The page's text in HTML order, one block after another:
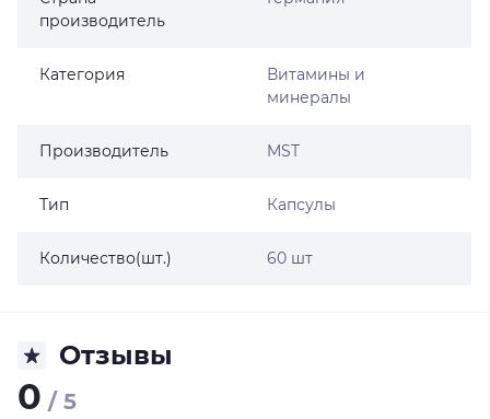
производитель
Категория
Витамины и
минералы
Производитель MST
Тип Капсулы
Количество(шт.) 60 шт
Отзывы
0 / 5